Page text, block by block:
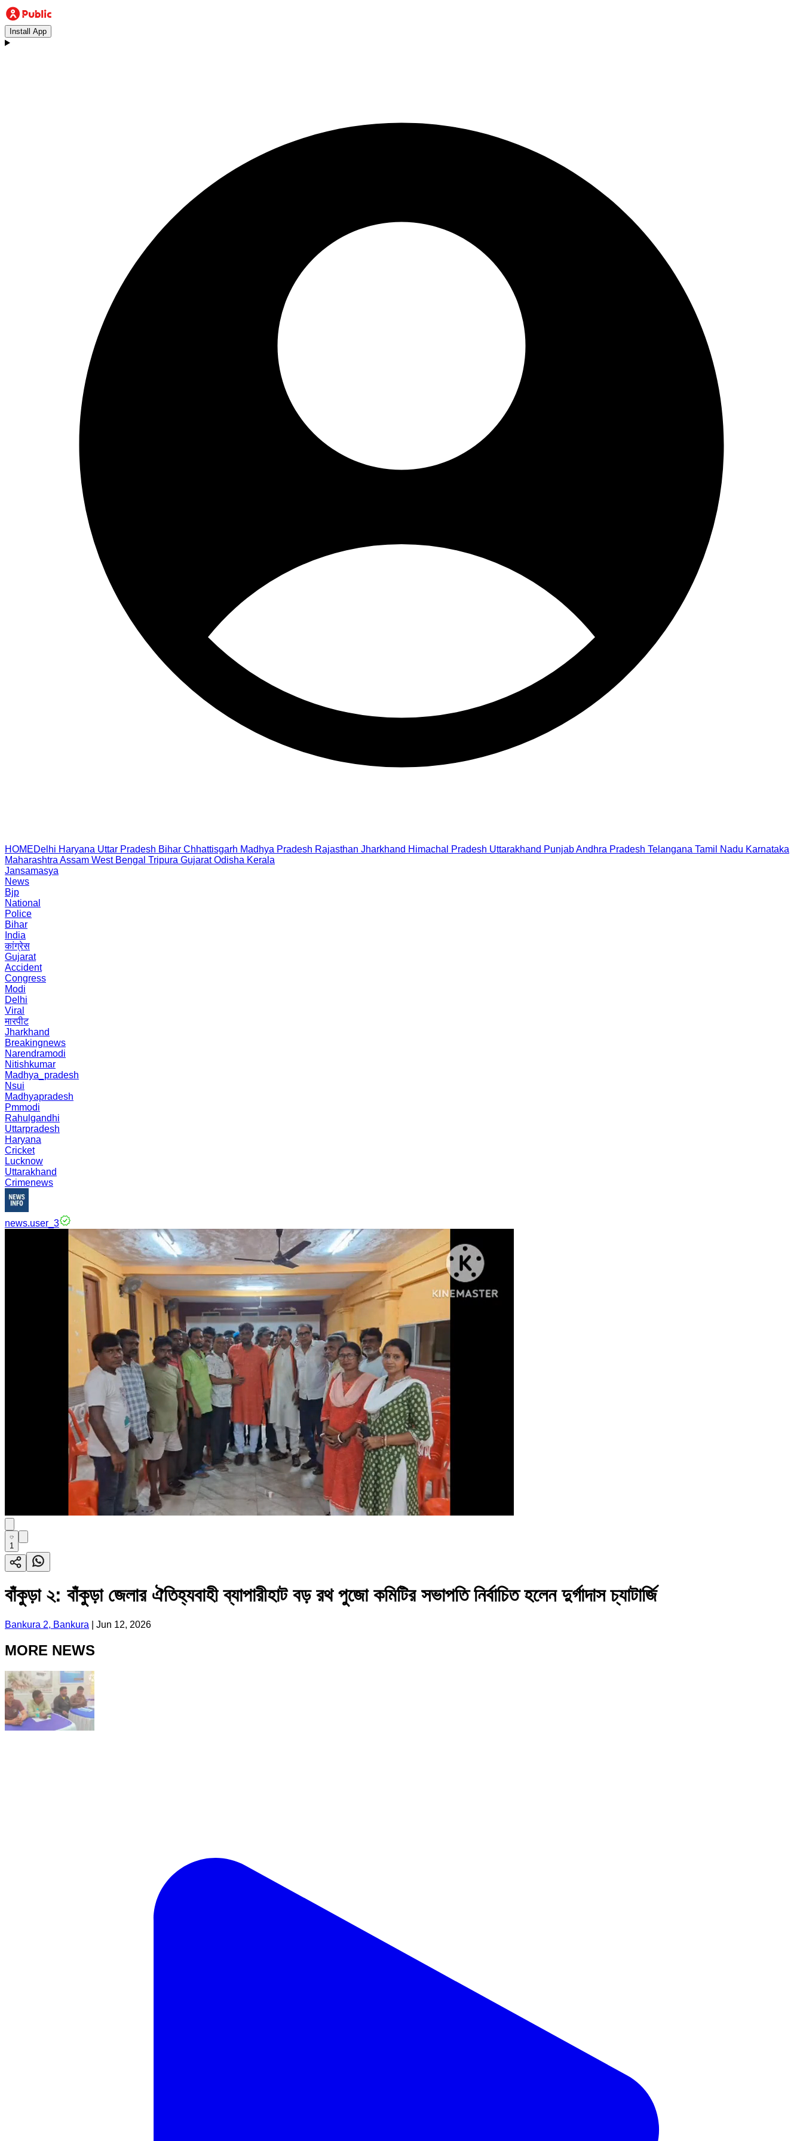
Install App
HOMEDelhi Haryana Uttar Pradesh Bihar Chhattisgarh Madhya Pradesh Rajasthan Jharkhand Himachal Pradesh Uttarakhand PunjabAndhra Pradesh Telangana Tamil Nadu Karnataka
Maharashtra Assam West Bengal Tripura Gujarat Odisha Kerala
Jansamasya
News
Bjp
National
Police
Bihar
India
कांग्रेस
Gujarat
Accident
Congress
Modi
Delhi
Viral
मारपीट
Jharkhand
Breakingnews
Narendramodi
Nitishkumar
Madhya_pradesh
Nsui
Madhyapradesh
Pmmodi
Rahulgandhi
Uttarpradesh
Haryana
Cricket
Lucknow
Uttarakhand
Crimenews
news.user_3
1
বাঁকুড়া ২: বাঁকুড়া জেলার ঐতিহ্যবাহী ব্যাপারীহাট বড় রথ পুজো কমিটির সভাপতি নির্বাচিত হলেন দুর্গাদাস চ্যাটার্জি
Bankura 2, Bankura Jun 12, 2026
MORE NEWS